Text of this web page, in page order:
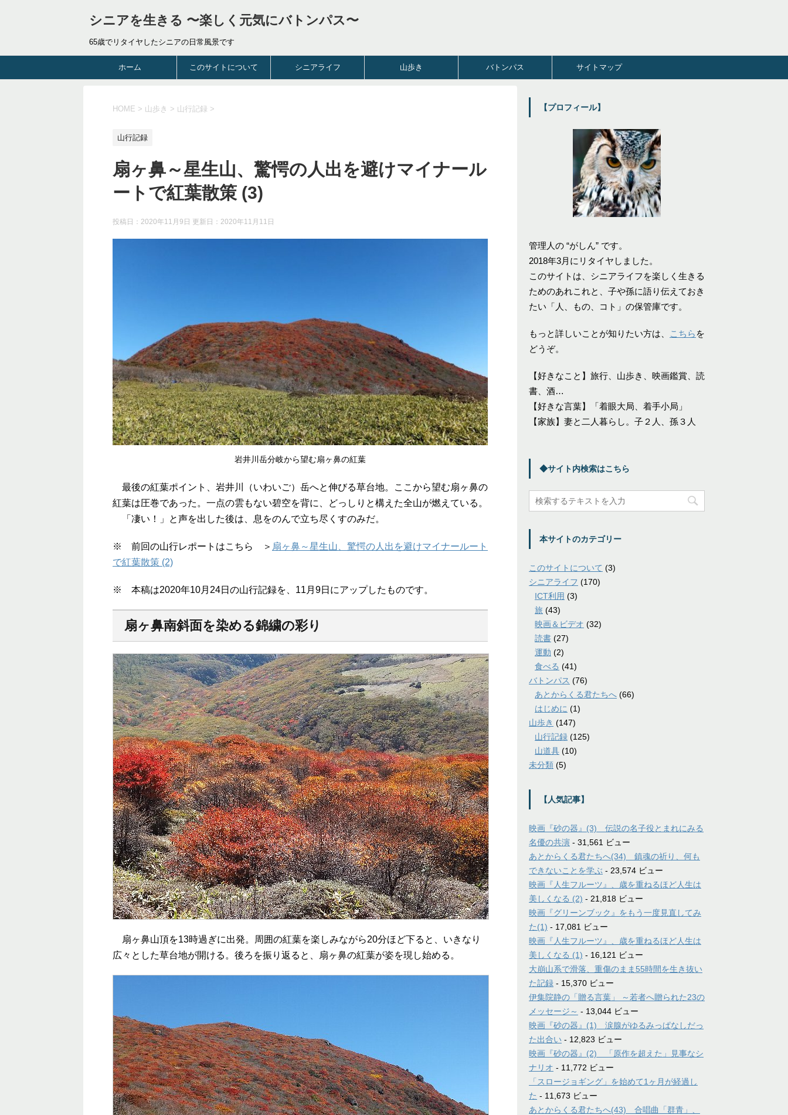
シニアを生きる 〜楽しく元気にバトンパス〜
65歳でリタイヤしたシニアの日常風景です
ホーム このサイトについて シニアライフ 山歩き バトンパス サイトマップ
HOME > 山歩き > 山行記録 >
山行記録
扇ヶ鼻～星生山、驚愕の人出を避けマイナール
ートで紅葉散策 (3)
投稿日：2020年11月9日 更新日： 2020年11月11日
岩井川岳分岐から望む扇ヶ鼻の紅葉
最後の紅葉ポイント、岩井川（いわいご）岳へと伸びる草台地。ここから望む扇ヶ鼻の
紅葉は圧巻であった。一点の雲もない碧空を背に、どっしりと構えた全山が燃えている。
「凄い！」と声を出した後は、息をのんで立ち尽くすのみだ。
※ 前回の山行レポートはこちら ＞ 扇ヶ鼻～星生山、驚愕の人出を避けマイナールート
で紅葉散策 (2)
※ 本稿は2020年10月24日の山行記録を、11月9日にアップしたものです。
扇ヶ鼻南斜面を染める錦繍の彩り
扇ヶ鼻山頂を13時過ぎに出発。周囲の紅葉を楽しみながら20分ほど下ると、いきなり
広々とした草台地が開ける。後ろを振り返ると、扇ヶ鼻の紅葉が姿を現し始める。
【プロフィール】
管理人の “がしん” です。
2018年3月にリタイヤしました。
このサイトは、シニアライフを楽しく生きる
ためのあれこれと、子や孫に語り伝えておき
たい「人、もの、コト」の保管庫です。
もっと詳しいことが知りたい方は、 こちら を
どうぞ。
【好きなこと】旅行、山歩き、映画鑑賞、読
書、酒…
【好きな言葉】「着眼大局、着手小局」
【家族】妻と二人暮らし。子２人、孫３人
◆サイト内検索はこちら
本サイトのカテゴリー
このサイトについて (3)
シニアライフ (170)
ICT利用 (3)
旅 (43)
映画＆ビデオ (32)
読書 (27)
運動 (2)
食べる (41)
バトンパス (76)
あとからくる君たちへ (66)
はじめに (1)
山歩き (147)
山行記録 (125)
山道具 (10)
未分類 (5)
【人気記事】
映画『砂の器』(3) 伝説の名子役とまれにみる
名優の共演 - 31,561 ビュー
あとからくる君たちへ(34) 鎮魂の祈り、何も
できないことを学ぶ - 23,574 ビュー
映画『人生フルーツ』、歳を重ねるほど人生は
美しくなる (2) - 21,818 ビュー
映画『グリーンブック』をもう一度見直してみ
た(1) - 17,081 ビュー
映画『人生フルーツ』、歳を重ねるほど人生は
美しくなる (1) - 16,121 ビュー
大崩山系で滑落、重傷のまま55時間を生き抜い
た記録 - 15,370 ビュー
伊集院静の「贈る言葉」 ～若者へ贈られた23の
メッセージ～ - 13,044 ビュー
映画『砂の器』(1) 涙腺がゆるみっぱなしだっ
た出合い - 12,823 ビュー
映画『砂の器』(2) 「原作を超えた」見事なシ
ナリオ - 11,772 ビュー
「スロージョギング」を始めて1ヶ月が経過し
た - 11,673 ビュー
あとからくる君たちへ(43) 合唱曲「群青」、